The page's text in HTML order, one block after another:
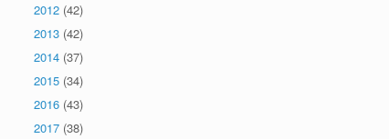
2012 (42)
2013 (42)
2014 (37)
2015 (34)
2016 (43)
2017 (38)